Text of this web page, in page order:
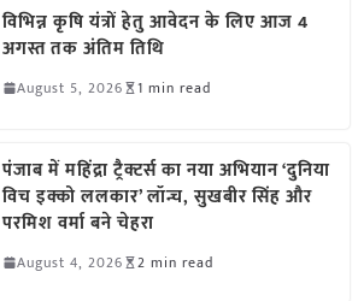
विभिन्न कृषि यंत्रों हेतु आवेदन के लिए आज 4
अगस्त तक अंतिम तिथि
August 5, 2026 1 min read
पंजाब में महिंद्रा ट्रैक्टर्स का नया अभियान ‘दुनिया
विच इक्को ललकार’ लॉन्च, सुखबीर सिंह और
परमिश वर्मा बने चेहरा
August 4, 2026 2 min read